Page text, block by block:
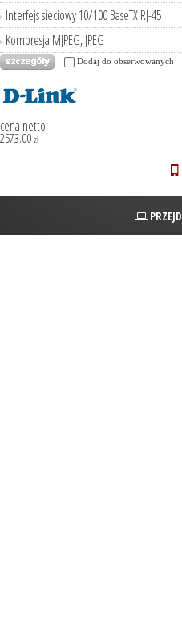
Interfejs sieciowy 10/100 BaseTX RJ-45
Kompresja MJPEG, JPEG
Dodaj do obserwowanych
cena netto
2573.00 zł